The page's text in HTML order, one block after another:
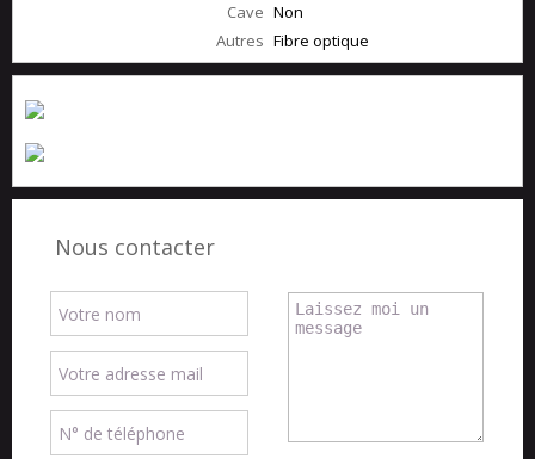
Cave Non
Autres Fibre optique
Nous contacter